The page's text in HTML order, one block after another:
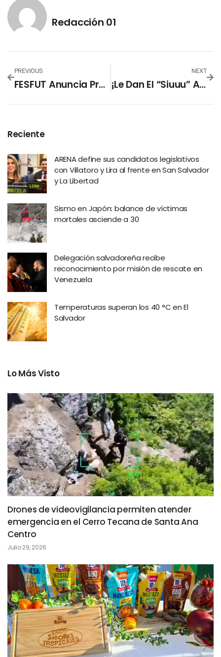
Redacción 01
PREVIOUS
FESFUT Anuncia Precios Y Puntos De Venta Para El Partido Eliminatorio Entre El Salvador Y Surinam
NEXT
¡Le Dan El “Siuuu” A CR7! Cristiano Ronaldo Y Georgina Rodríguez Anuncian Su Compromiso Matrimonial
Reciente
ARENA define sus candidatos legislativos
con Villatoro y Lira al frente en San Salvador
y La Libertad
Sismo en Japón: balance de víctimas
mortales asciende a 30
Delegación salvadoreña recibe
reconocimiento por misión de rescate en
Venezuela
Temperaturas superan los 40 °C en El
Salvador
Lo Más Visto
Drones de videovigilancia permiten atender
emergencia en el Cerro Tecana de Santa Ana
Centro
Julio 29, 2026